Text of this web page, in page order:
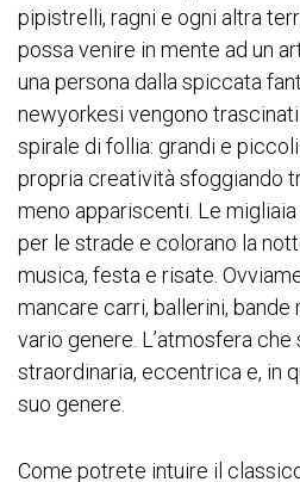
pipistrelli, ragni e ogni altra
possa venire in mente ad un
una persona dalla spiccata
newyorkesi vengono
spirale di follia: grandi e
propria creatività sfoggiando
meno appariscenti. Le
per le strade e colorano la
musica, festa e risate.
mancare carri, ballerini,
vario genere. L’atmosfera
straordinaria, eccentrica e, in
suo genere.
Come potrete intuire il